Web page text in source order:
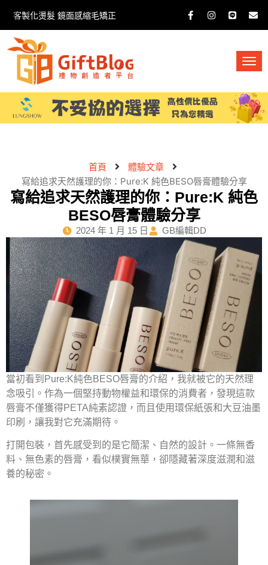
客製化燙髮 鏡面感縮毛矯正
首頁
體驗文章
寫給追求天然護理的你：Pure:K 純色BESO唇膏體驗分享
寫給追求天然護理的你：Pure:K 純色
BESO唇膏體驗分享
2024 年 1 月 15 日 GB編輯DD
當初看到Pure:K純色BESO唇膏的介紹，我就被它的天然理
念吸引。作為一個堅持動物權益和環保的消費者，發現這款
唇膏不僅獲得PETA純素認證，而且使用環保紙張和大豆油墨
印刷，讓我對它充滿期待。
打開包裝，首先感受到的是它簡潔、自然的設計。一條無香
料、無色素的唇膏，看似樸實無華，卻隱藏著深度滋潤和滋
養的秘密。